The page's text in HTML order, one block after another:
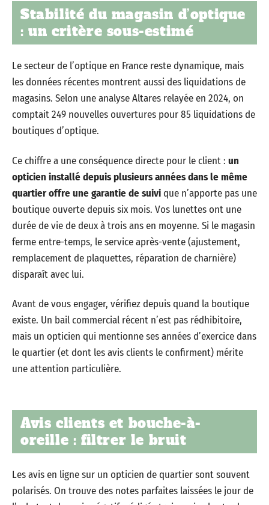
Stabilité du magasin d’optique
: un critère sous-estimé
Le secteur de l’optique en France reste dynamique, mais
les données récentes montrent aussi des liquidations de
magasins. Selon une analyse Altares relayée en 2024, on
comptait 249 nouvelles ouvertures pour 85 liquidations de
boutiques d’optique.
Ce chiffre a une conséquence directe pour le client : un
opticien installé depuis plusieurs années dans le même
quartier offre une garantie de suivique n’apporte pas une
boutique ouverte depuis six mois. Vos lunettes ont une
durée de vie de deux à trois ans en moyenne. Si le magasin
ferme entre-temps, le service après-vente (ajustement,
remplacement de plaquettes, réparation de charnière)
disparaît avec lui.
Avant de vous engager, vérifiez depuis quand la boutique
existe. Un bail commercial récent n’est pas rédhibitoire,
mais un opticien qui mentionne ses années d’exercice dans
le quartier (et dont les avis clients le confirment) mérite
une attention particulière.
Avis clients et bouche-à-
oreille : filtrer le bruit
Les avis en ligne sur un opticien de quartier sont souvent
polarisés. On trouve des notes parfaites laissées le jour de